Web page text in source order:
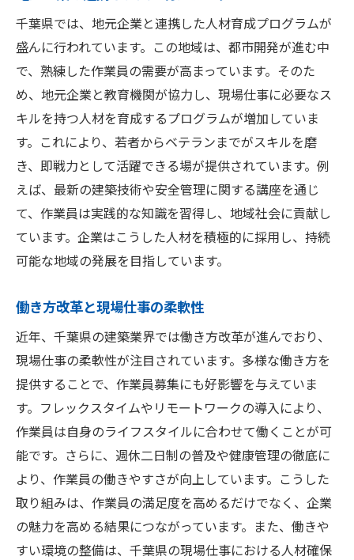
千葉県では、地元企業と連携した人材育成プログラムが
盛んに行われています。この地域は、都市開発が進む中
で、熟練した作業員の需要が高まっています。そのた
め、地元企業と教育機関が協力し、現場仕事に必要なス
キルを持つ人材を育成するプログラムが増加していま
す。これにより、若者からベテランまでがスキルを磨
き、即戦力として活躍できる場が提供されています。例
えば、最新の建築技術や安全管理に関する講座を通じ
て、作業員は実践的な知識を習得し、地域社会に貢献し
ています。企業はこうした人材を積極的に採用し、持続
可能な地域の発展を目指しています。
働き方改革と現場仕事の柔軟性
近年、千葉県の建築業界では働き方改革が進んでおり、
現場仕事の柔軟性が注目されています。多様な働き方を
提供することで、作業員募集にも好影響を与えていま
す。フレックスタイムやリモートワークの導入により、
作業員は自身のライフスタイルに合わせて働くことが可
能です。さらに、週休二日制の普及や健康管理の徹底に
より、作業員の働きやすさが向上しています。こうした
取り組みは、作業員の満足度を高めるだけでなく、企業
の魅力を高める結果につながっています。また、働きや
すい環境の整備は、千葉県の現場仕事における人材確保